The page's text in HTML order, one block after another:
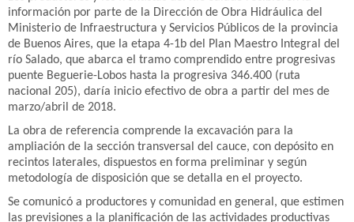
información por parte de la Dirección de Obra Hidráulica del
Ministerio de Infraestructura y Servicios Públicos de la provincia
de Buenos Aires, que la etapa 4-1b del Plan Maestro Integral del
río Salado, que abarca el tramo comprendido entre progresivas
puente Beguerie-Lobos hasta la progresiva 346.400 (ruta
nacional 205), daría inicio efectivo de obra a partir del mes de
marzo/abril de 2018.
La obra de referencia comprende la excavación para la
ampliación de la sección transversal del cauce, con depósito en
recintos laterales, dispuestos en forma preliminar y según
metodología de disposición que se detalla en el proyecto.
Se comunicó a productores y comunidad en general, que estimen
las previsiones a la planificación de las actividades productivas